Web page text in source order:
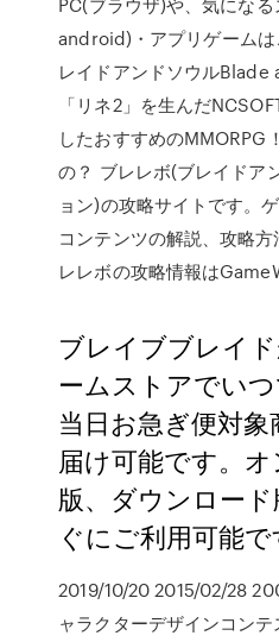
android)・アプリゲーム
レイドアンドソウルBlade
「リネ2」を生んだ
したおすすめのMMORPG
の？ ブレレボ(ブレイドア
ョン)の攻略サイトです。
コンテンツの解説、攻略
レレボの攻略情報は
ブレイブブレイ
ームストアでいつ
当日お急ぎ便対
届け可能です。
版、ダウンロー
ぐにご利用可能で
2019/10/20 2015/02/28
ャラクターデザインコン